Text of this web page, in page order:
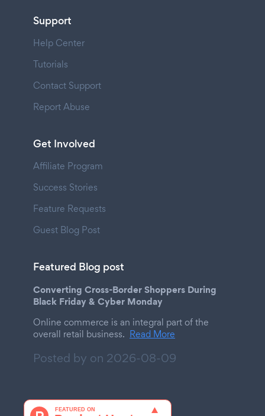
Support
Help Center
Tutorials
Contact Support
Report Abuse
Get Involved
Affiliate Program
Success Stories
Feature Requests
Guest Blog Post
Featured Blog post
Converting Cross-Border Shoppers During
Black Friday & Cyber Monday
Online commerce is an integral part of the
overall retail business. Read More
Posted by on 2026-08-09